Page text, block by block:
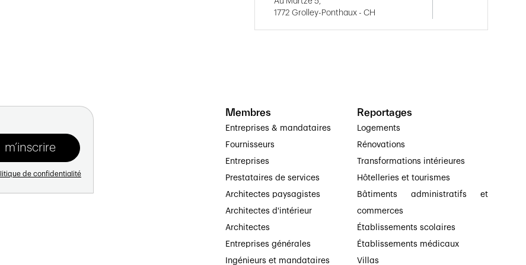
1772 Grolley-Ponthaux - CH
de confidentialité
Membres
Entreprises & mandataires
Fournisseurs
Entreprises
Prestataires de services
Architectes paysagistes
Architectes d'intérieur
Architectes
Entreprises générales
Ingénieurs et mandataires
Reportages
Logements
Rénovations
Transformations intérieures
Hôtelleries et tourismes
Bâtiments administratifs et
commerces
Établissements scolaires
Établissements médicaux
Villas